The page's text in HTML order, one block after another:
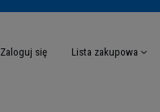
Zaloguj się Lista zakupowa